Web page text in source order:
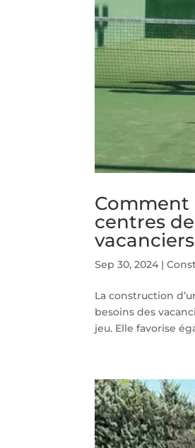
Comment
centres
Sep 30, 2024 |
La construction
besoins des
jeu. Elle favorise